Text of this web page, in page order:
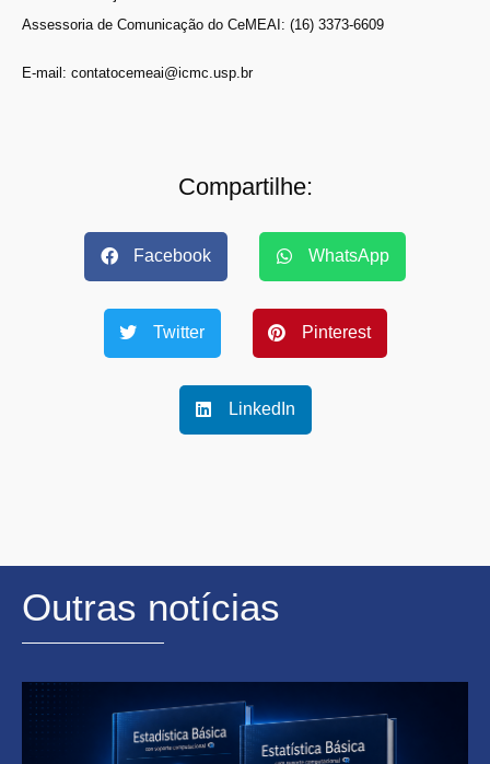
Assessoria de Comunicação do CeMEAI: (16) 3373-6609
E-mail: contatocemeai@icmc.usp.br
Compartilhe:
Facebook WhatsApp
Twitter Pinterest
LinkedIn
Outras notícias